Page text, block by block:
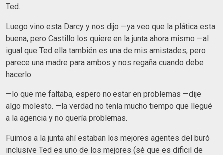
Ted.
Luego vino esta Darcy y nos dijo —ya veo que la plática esta
buena, pero Castillo los quiere en la junta ahora mismo —al
igual que Ted ella también es una de mis amistades, pero
parece una madre para ambos y nos regaña cuando debe
hacerlo
—lo que me faltaba, espero no estar en problemas —dije
algo molesto. —la verdad no tenía mucho tiempo que llegué
a la agencia y no quería problemas.
Fuimos a la junta ahí estaban los mejores agentes del buró
inclusive Ted es uno de los mejores (sé que es dificil de